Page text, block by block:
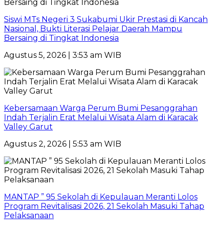
Siswi MTs Negeri 3 Sukabumi Ukir Prestasi di Kancah
Nasional, Bukti Literasi Pelajar Daerah Mampu
Bersaing di Tingkat Indonesia
Agustus 5, 2026 | 3:53 am WIB
Kebersamaan Warga Perum Bumi Pesanggrahan
Indah Terjalin Erat Melalui Wisata Alam di Karacak
Valley Garut
Agustus 2, 2026 | 5:53 am WIB
MANTAP ” 95 Sekolah di Kepulauan Meranti Lolos
Program Revitalisasi 2026, 21 Sekolah Masuki Tahap
Pelaksanaan